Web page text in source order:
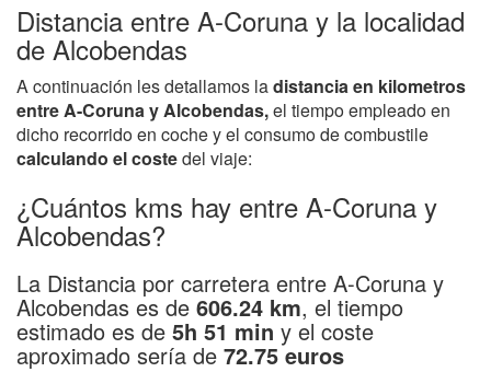
Distancia entre A-Coruna y la localidad
de Alcobendas
A continuación les detallamos ladistancia en kilometros
entre A-Coruna y Alcobendas,el tiempo empleado en
dicho recorrido en coche y el consumo de combustile
calculando el costedel viaje:
¿Cuántos kms hay entre A-Coruna y
Alcobendas?
La Distancia por carretera entre A-Coruna y
Alcobendas es de 606.24 km, el tiempo
estimado es de 5h 51 min y el coste
aproximado sería de 72.75 euros